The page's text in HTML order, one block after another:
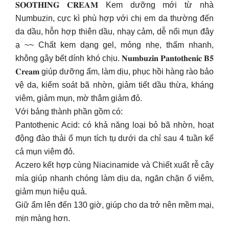
𝐒𝐎𝐎𝐓𝐇𝐈𝐍𝐆 𝐂𝐑𝐄𝐀𝐌 Kem dưỡng mới từ nhà
Numbuzin, cực kì phù hợp với chị em da thường đến
da dầu, hỗn hợp thiên dầu, nhạy cảm, dễ nổi mụn đây
ạ ~~ Chất kem dạng gel, mỏng nhẹ, thấm nhanh,
không gây bết dính khó chịu. 𝐍𝐮𝐦𝐛𝐮𝐳𝐢𝐧 𝐏𝐚𝐧𝐭𝐨𝐭𝐡𝐞𝐧𝐢𝐜 𝐁𝟓
𝐂𝐫𝐞𝐚𝐦 giúp dưỡng ẩm, làm dịu, phục hồi hàng rào bảo
vệ da, kiểm soát bã nhờn, giảm tiết dầu thừa, kháng
viêm, giảm mụn, mờ thâm giảm đỏ.
Với bảng thành phần gồm có:
Pantothenic Acid: có khả năng loại bỏ bã nhờn, hoạt
động đào thải ổ mụn tích tụ dưới da chỉ sau 4 tuần kể
cả mụn viêm đỏ.
Aczero kết hợp cùng Niacinamide và Chiết xuất rễ cây
mía giúp nhanh chóng làm dịu da, ngăn chặn ổ viêm,
giảm mụn hiệu quả.
Giữ ẩm lên đến 130 giờ, giúp cho da trở nên mềm mại,
mịn màng hơn.